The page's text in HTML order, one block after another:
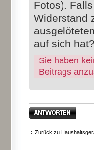
Fotos).
Widerstand
auf sich
Sie haben
Beitrags
Antwort erstellen
Zurück zu